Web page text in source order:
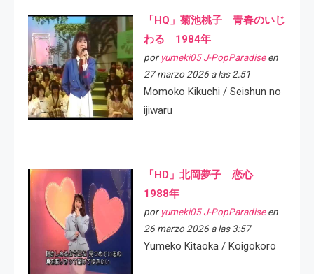
「HQ」菊池桃子 青春のいじ
わる 1984年
por yumeki05 J-PopParadiseen
27 marzo 2026 a las 2:51
Momoko Kikuchi / Seishun no
ijiwaru
「HD」北岡夢子 恋心
1988年
por yumeki05 J-PopParadiseen
26 marzo 2026 a las 3:57
Yumeko Kitaoka / Koigokoro